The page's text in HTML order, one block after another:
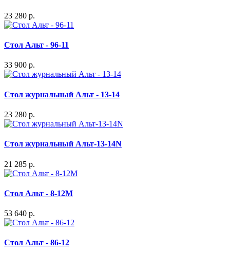
23 280 р.
Стол Альт - 96-11
33 900 р.
Стол журнальный Альт - 13-14
23 280 р.
Стол журнальный Альт-13-14N
21 285 р.
Стол Альт - 8-12М
53 640 р.
Стол Альт - 86-12